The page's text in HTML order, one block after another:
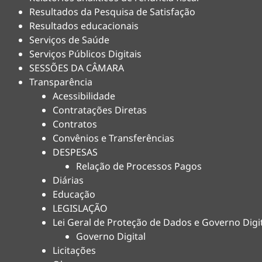
Resultados da Pesquisa de Satisfação
Resultados educacionais
Serviços de Saúde
Serviços Públicos Digitais
SESSÕES DA CÂMARA
Transparência
Acessibilidade
Contratações Diretas
Contratos
Convênios e Transferências
DESPESAS
Relação de Processos Pagos
Diárias
Educação
LEGISLAÇÃO
Lei Geral de Proteção de Dados e Governo
Governo Digital
Licitações